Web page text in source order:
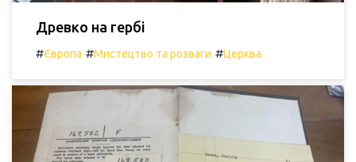
Древко на гербі
#Європа #Мистецтво та розваги #Церква